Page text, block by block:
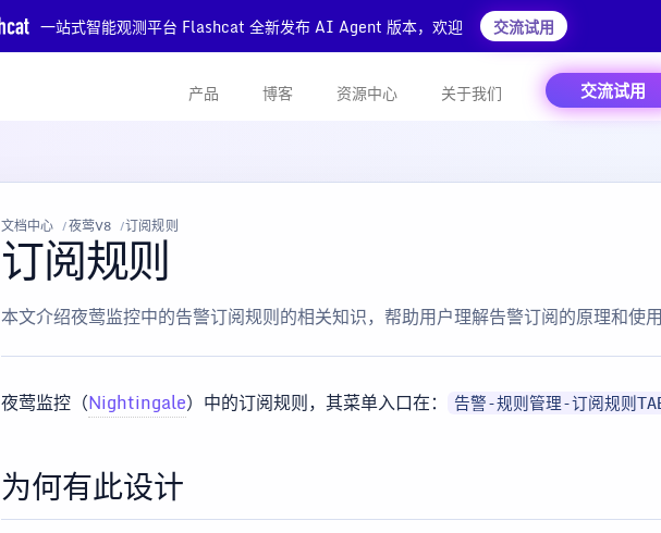
一站式智能观测平台 Flashcat 全新发布 AI Agent 版本，欢迎 交流试用
产品 博客 资源中心 关于我们 交流试用
文档中心 夜莺V8 订阅规则
订阅规则
本文介绍夜莺监控中的告警订阅规则的相关知识，帮助用户理解告警订阅的原理和使用
夜莺监控（Nightingale）中的订阅规则，其菜单入口在： 告警-规则管理-订阅规则
为何有此设计